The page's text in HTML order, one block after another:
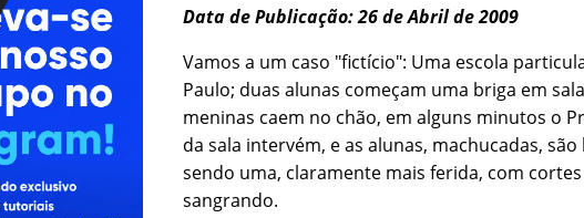
Data de Publicação: 26 de Abril de 2009
Vamos a um caso "fictí­cio": Uma escola
Paulo; duas alunas começam uma briga em
meninas caem no chão, em alguns minutos o
da sala intervém, e as alunas, machucadas,
sendo uma, claramente mais ferida, com
sangrando.